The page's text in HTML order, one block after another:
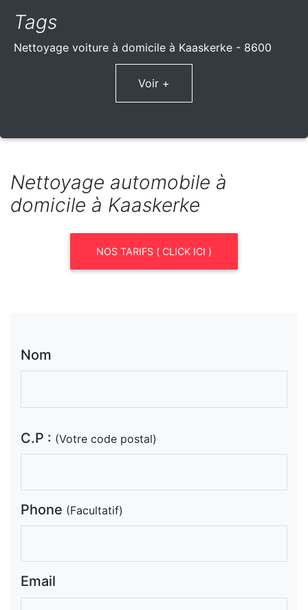
Tags
Nettoyage voiture à domicile à Kaaskerke - 8600
Voir +
Nettoyage automobile à
domicile à Kaaskerke
NOS TARIFS ( CLICK ICI )
Nom
C.P : (Votre code postal)
Phone (Facultatif)
Email